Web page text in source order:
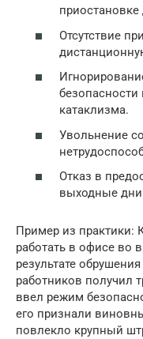
приостановке
Отсутствие
катаклизма.
Увольнение
Отказ в
выходные
Пример из практики:
работать в офисе во
результате
работников получил
ввел режим
его признали
повлекло крупный